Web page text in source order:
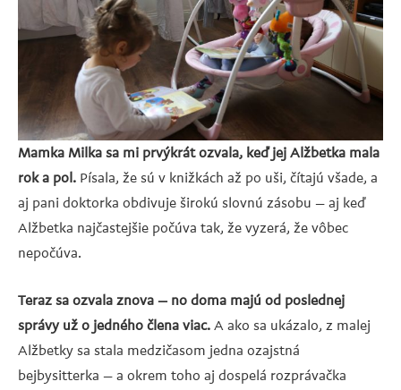
Mamka Milka sa mi prvýkrát ozvala, keď jej Alžbetka mala
rok a pol. Písala, že sú v knižkách až po uši, čítajú všade, a
aj pani doktorka obdivuje širokú slovnú zásobu – aj keď
Alžbetka najčastejšie počúva tak, že vyzerá, že vôbec
nepočúva.
Teraz sa ozvala znova – no doma majú od poslednej
správy už o jedného člena viac. A ako sa ukázalo, z malej
Alžbetky sa stala medzičasom jedna ozajstná
bejbysitterka – a okrem toho aj dospelá rozprávačka